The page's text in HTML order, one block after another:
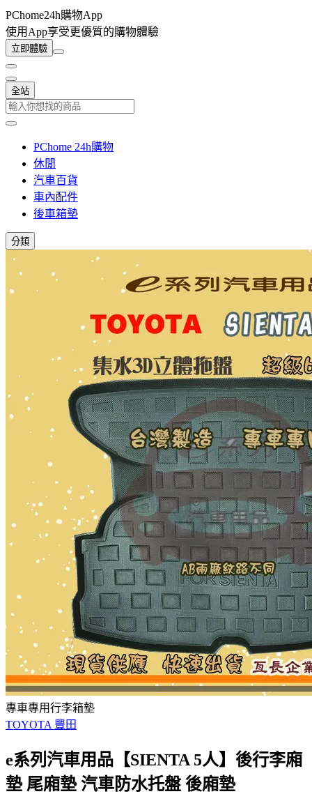
PChome24h購物App
使用App享受更優質的購物體驗
立即體驗
全站
PChome 24h購物
休閒
汽車百貨
車內配件
後車箱墊
分類
專車專用行李箱墊
TOYOTA 豐田
e系列汽車用品【SIENTA 5人】後行李廂
墊 尾廂墊 汽車防水托盤 後廂墊